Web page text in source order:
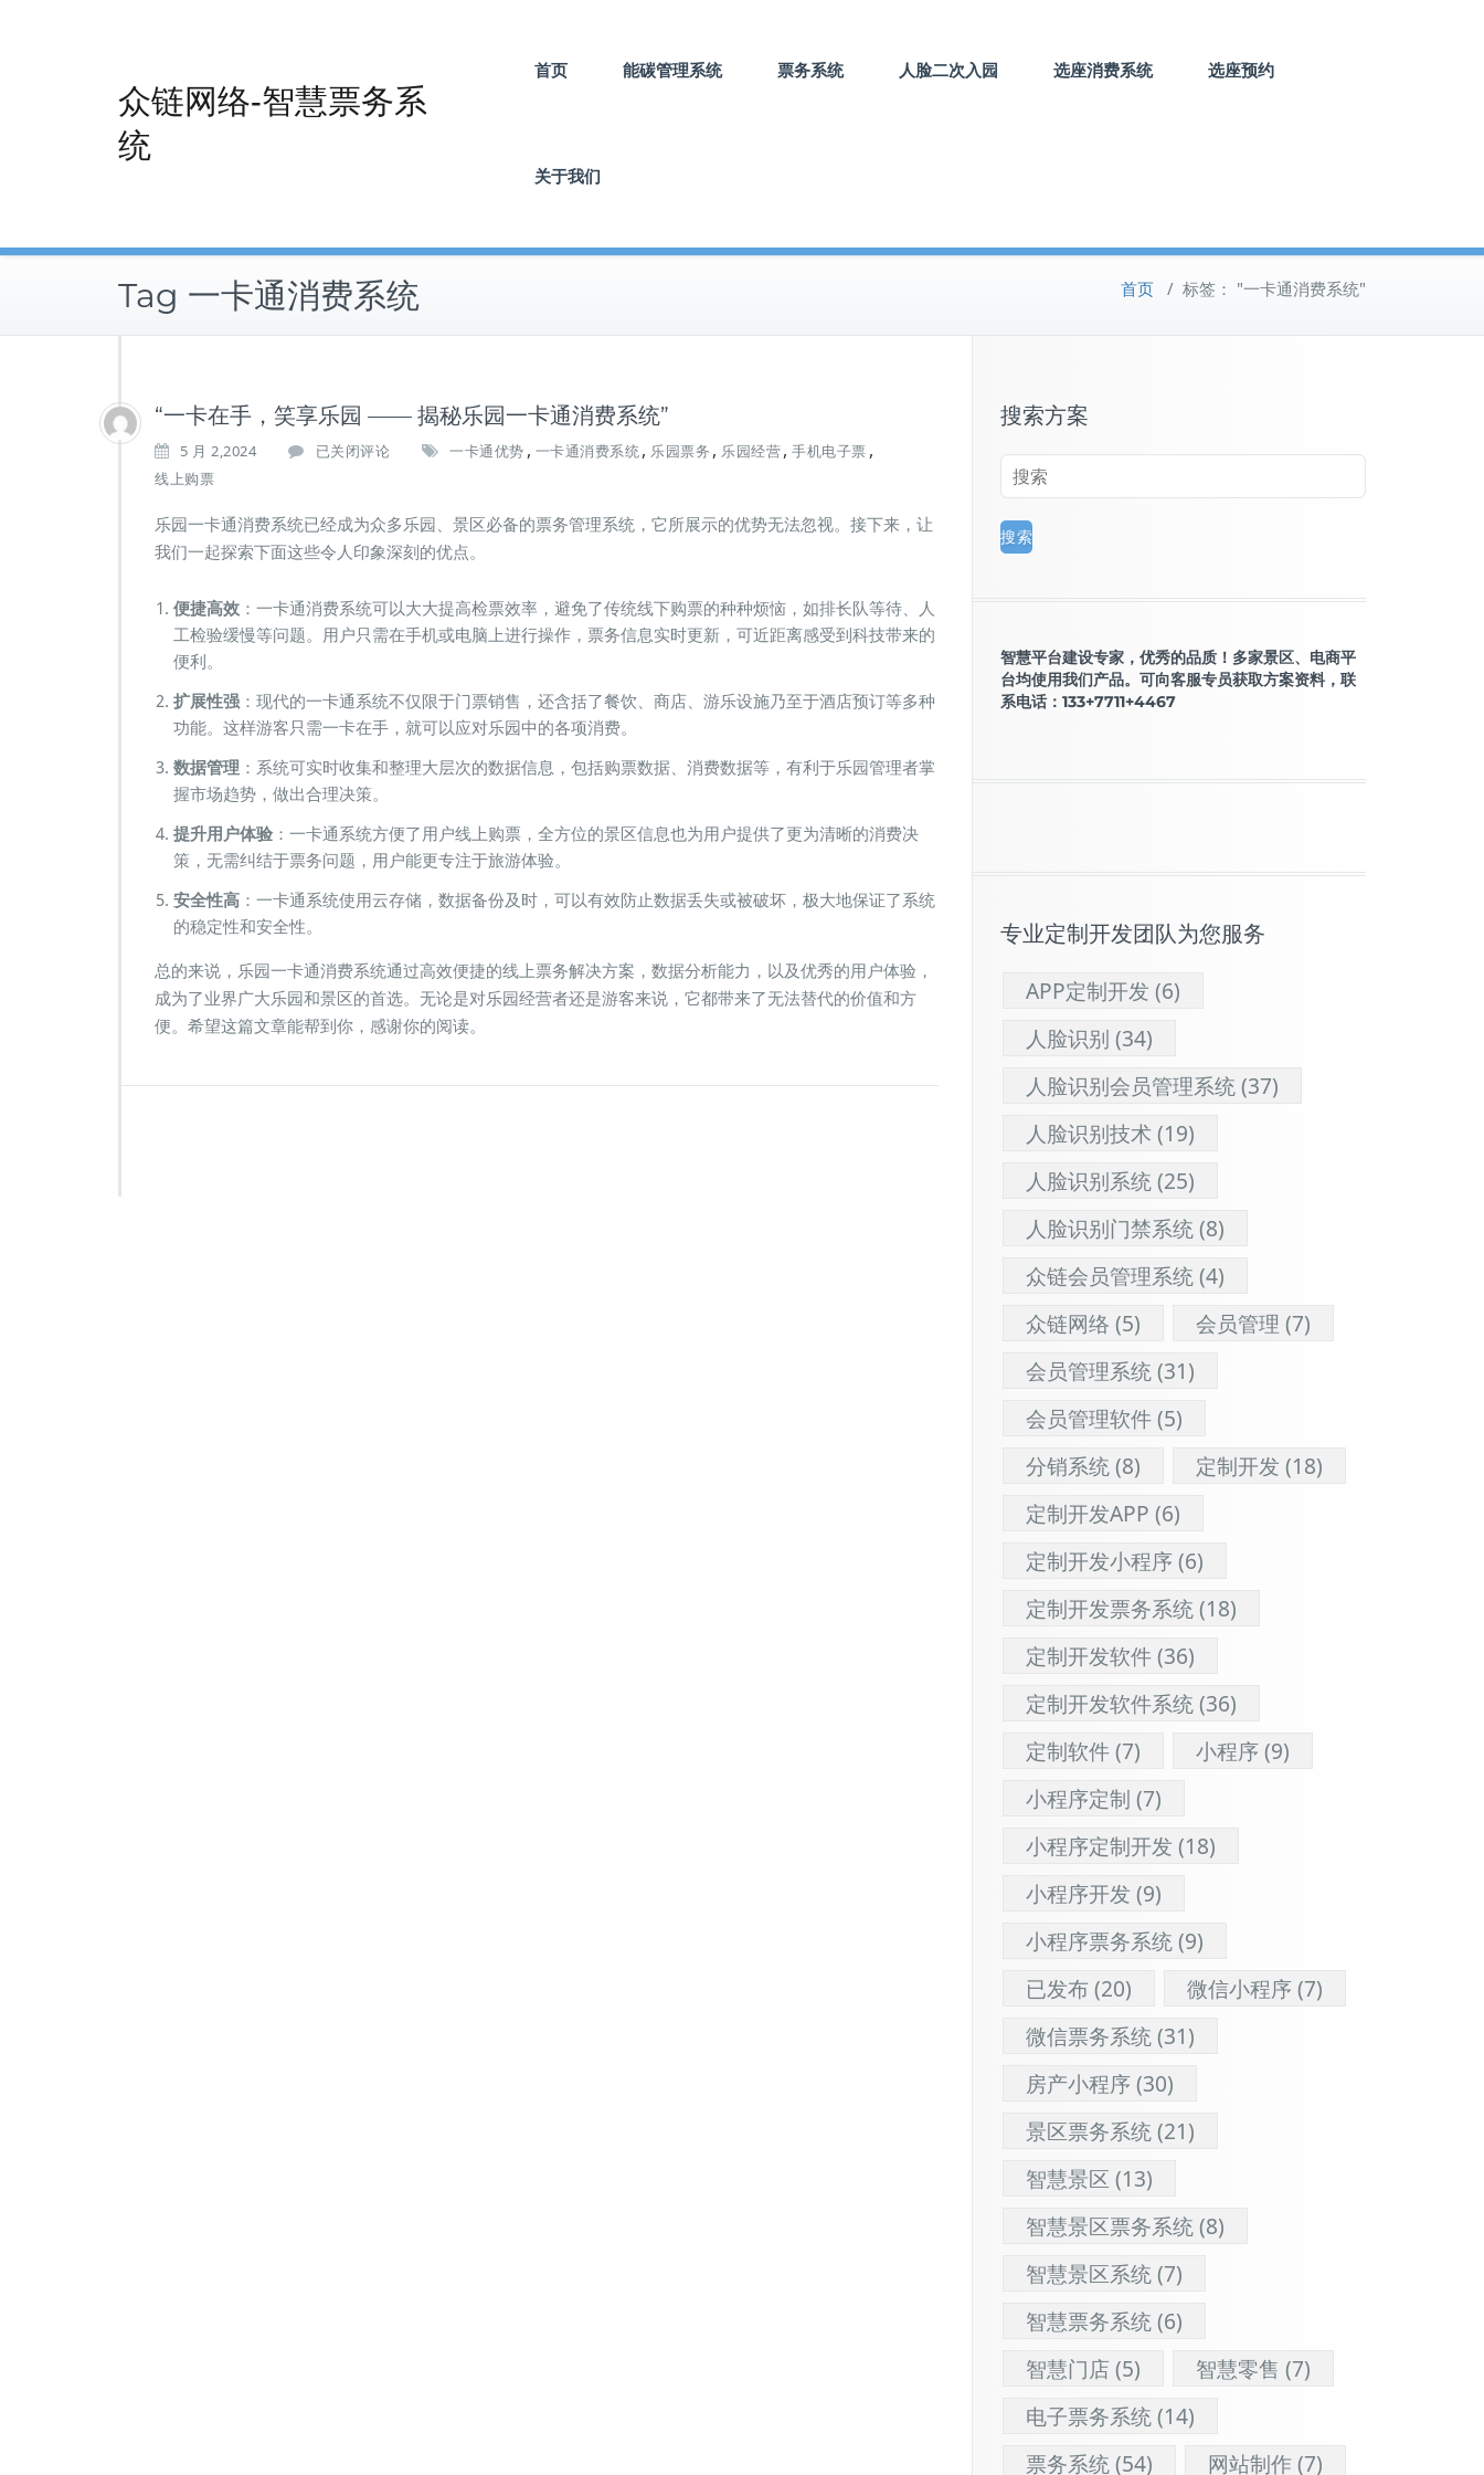
众链网络-智慧票务系
统
首页 能碳管理系统 票务系统 人脸二次入园 选座消费系统 选座预约
关于我们
Tag 一卡通消费系统 首页 / 标签： "一卡通消费系统"
“一卡在手，笑享乐园 —— 揭秘乐园一卡通消费系统”
5 月 2,2024
“一
手，
笑
享
园
——
揭
乐
园
一
卡
通
消
费
系
统”
已关闭评论 一卡通优势 , 一卡通消费系统, 乐园票务 , 乐园经营, 手机电子票 ,
线上购票
乐园一卡通消费系统已经成为众多乐园、景区必备的票务管理系统，它所展示的优势无法忽视。接下来，让
我们一起探索下面这些令人印象深刻的优点。
便捷高效 ：一卡通消费系统可以大大提高检票效率，避免了传统线下购票的种种烦恼，如排长队等待、人
工检验缓慢等问题。用户只需在手机或电脑上进行操作，票务信息实时更新，可近距离感受到科技带来的
便利。
扩展性强 ：现代的一卡通系统不仅限于门票销售，还含括了餐饮、商店、游乐设施乃至于酒店预订等多种
功能。这样游客只需一卡在手，就可以应对乐园中的各项消费。
数据管理 ：系统可实时收集和整理大层次的数据信息，包括购票数据、消费数据等，有利于乐园管理者掌
握市场趋势，做出合理决策。
提升用户体验 ：一卡通系统方便了用户线上购票，全方位的景区信息也为用户提供了更为清晰的消费决
策，无需纠结于票务问题，用户能更专注于旅游体验。
安全性高 ：一卡通系统使用云存储，数据备份及时，可以有效防止数据丢失或被破坏，极大地保证了系统
的稳定性和安全性。
总的来说，乐园一卡通消费系统通过高效便捷的线上票务解决方案，数据分析能力，以及优秀的用户体验，
成为了业界广大乐园和景区的首选。无论是对乐园经营者还是游客来说，它都带来了无法替代的价值和方
便。希望这篇文章能帮到你，感谢你的阅读。
搜索方案
智慧平台建设专家，优秀的品质！多家景区、电商平
台均使用我们产品。可向客服专员获取方案资料，联
系电话：133+7711+4467
专业定制开发团队为您服务
APP定制开发 (6)
人脸识别 (34)
人脸识别会员管理系统(37)
人脸识别技术(19)
人脸识别系统(25)
人脸识别门禁系统(8)
众链会员管理系统(4)
众链网络 (5) 会员管理 (7)
会员管理系统(31)
会员管理软件(5)
分销系统(8) 定制开发 (18)
定制开发APP (6)
定制开发小程序(6)
定制开发票务系统(18)
定制开发软件(36)
定制开发软件系统(36)
定制软件(7) 小程序(9)
小程序定制 (7)
小程序定制开发 (18)
小程序开发 (9)
小程序票务系统(9)
已发布(20) 微信小程序(7)
微信票务系统(31)
房产小程序(30)
景区票务系统(21)
智慧景区 (13)
智慧景区票务系统(8)
智慧景区系统(7)
智慧票务系统(6)
智慧门店(5) 智慧零售 (7)
电子票务系统(14)
票务系统(54) 网站制作(7)